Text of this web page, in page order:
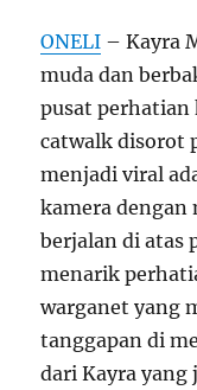
ONELI – Kayra
muda dan
pusat perhatian
catwalk disorot
menjadi viral
kamera
berjalan di atas
menarik
warganet yang
tanggapan di
dari Kayra yang